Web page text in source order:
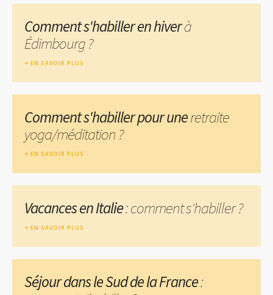
Comment s'habiller en hiverà
Édimbourg ?
EN SAVOIR PLUS
Comment s'habiller pour uneretraite
yoga/méditation ?
EN SAVOIR PLUS
Vacances en Italie: comment s'habiller ?
EN SAVOIR PLUS
Séjour dans le Sud de la France: